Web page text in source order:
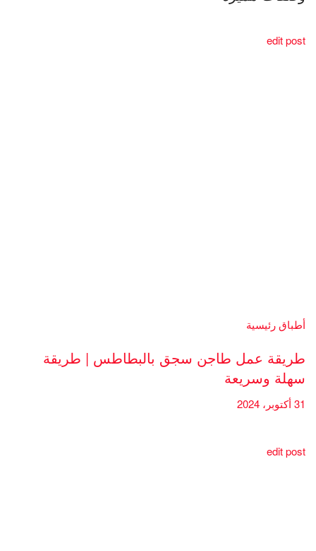
edit post
أطباق رئيسية
طريقة عمل طاجن سجق بالبطاطس | طريقة
سهلة وسريعة
31 أكتوبر، 2024
edit post